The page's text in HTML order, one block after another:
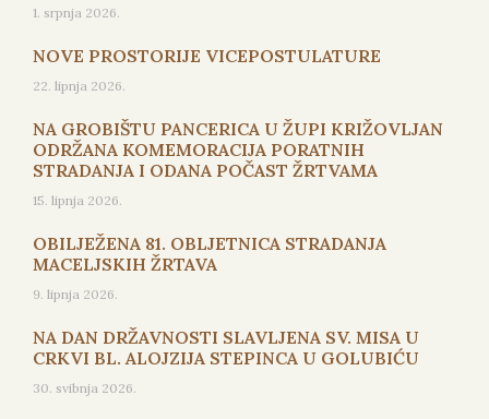
1. srpnja 2026.
NOVE PROSTORIJE VICEPOSTULATURE
22. lipnja 2026.
NA GROBIŠTU PANCERICA U ŽUPI KRIŽOVLJAN
ODRŽANA KOMEMORACIJA PORATNIH
STRADANJA I ODANA POČAST ŽRTVAMA
15. lipnja 2026.
OBILJEŽENA 81. OBLJETNICA STRADANJA
MACELJSKIH ŽRTAVA
9. lipnja 2026.
NA DAN DRŽAVNOSTI SLAVLJENA SV. MISA U
CRKVI BL. ALOJZIJA STEPINCA U GOLUBIĆU
30. svibnja 2026.